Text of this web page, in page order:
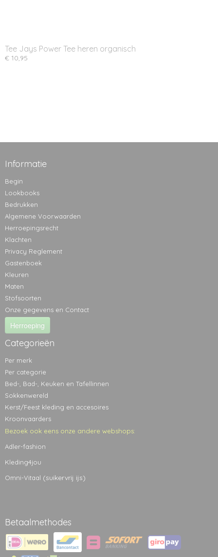
Tee Jays Power Tee heren organisch
€ 10,95
Informatie
Begin
Lookbooks
Bedrukken
Algemene Voorwaarden
Herroepingsrecht
Klachten
Privacy Reglement
Gastenboek
Kleuren
Maten
Stofsoorten
Onze gegevens en Contact
Herroeping
Categorieën
Per merk
Per categorie
Bed-, Bad-, Keuken en Tafellinnen
Sokkenwereld
Kerst/Feest kleding en accesoires
Kroonvaarders
Bezoek ook eens onze andere webshops:
Adler-fashion
Kleding4jou
Omni-Vitaal (suikervrij ijs)
Betaalmethodes